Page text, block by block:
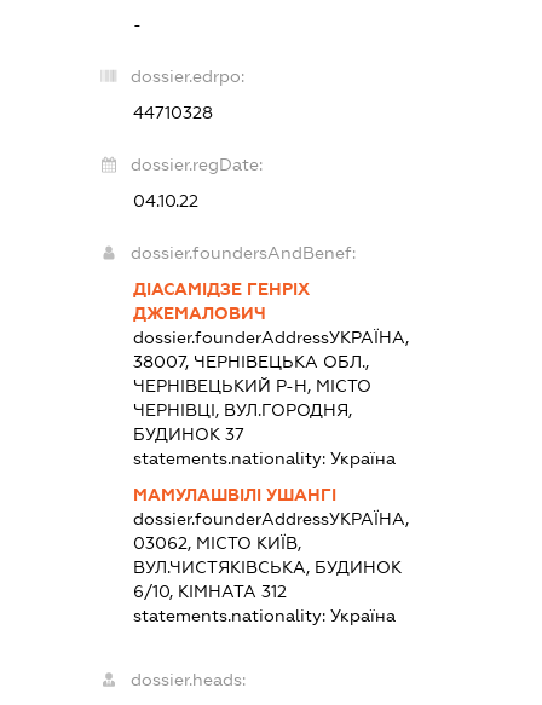
-
dossier.edrpo:
44710328
dossier.regDate:
04.10.22
dossier.foundersAndBenef:
ДІАСАМІДЗЕ ГЕНРІХ
ДЖЕМАЛОВИЧ
dossier.founderAddressУКРАЇНА,
38007, ЧЕРНІВЕЦЬКА ОБЛ.,
ЧЕРНІВЕЦЬКИЙ Р-Н, МІСТО
ЧЕРНІВЦІ, ВУЛ.ГОРОДНЯ,
БУДИНОК 37
statements.nationality:Україна
МАМУЛАШВІЛІ УШАНГІ
dossier.founderAddressУКРАЇНА,
03062, МІСТО КИЇВ,
ВУЛ.ЧИСТЯКІВСЬКА, БУДИНОК
6/10, КІМНАТА 312
statements.nationality:Україна
dossier.heads: